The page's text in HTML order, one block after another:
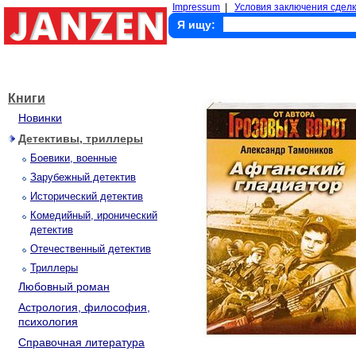
Impressum Условия заключения
Я ищу:
Книги
Новинки
Детективы, триллеры
Боевики, военные
Зарубежный детектив
Исторический детектив
Комедийный, иронический
детектив
Отечественный детектив
Триллеры
Любовный роман
Астрология, философия,
психология
Справочная литература